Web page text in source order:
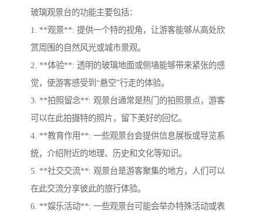
玻璃观景台的功能主要包括：
1. **观景**: 提供一个特的视角，让游客能够从高处欣
赏周围的自然风光或城市景观。
2. **体验**: 透明的玻璃地面或侧墙能够带来紧张的感
觉，使游客感受到“悬空”行走的体验。
3. **拍照留念**: 观景台通常是热门的拍照景点，游客
可以在此拍摄特的照片，留下美好的回忆。
4. **教育作用**: 一些观景台会提供信息展板或导览系
统，介绍附近的地理、历史和文化等知识。
5. **社交交流**: 观景台是游客聚集的地方，人们可以
在此交流分享彼此的旅行体验。
6. **娱乐活动**: 一些观景台可能会举办特殊活动或表